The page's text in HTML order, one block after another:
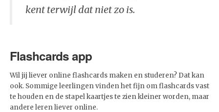
kent terwijl dat niet zo is.
Flashcards app
Wil jij liever online flashcards maken en studeren? Dat kan
ook. Sommige leerlingen vinden het fijn om flashcards vast
te houden en de stapel kaartjes te zien kleiner worden, maar
andere leren liever online.